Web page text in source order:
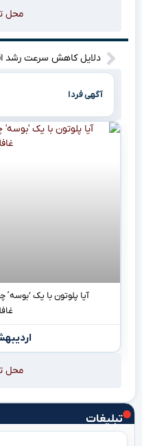
تبلیغات
محل
آگهی فردا
آیا پلوتون با یک
اردیبهشت
محل